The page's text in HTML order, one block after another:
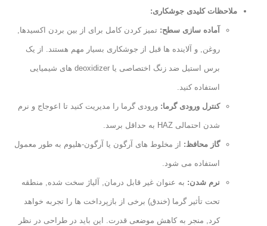
ملاحظات کلیدی جوشکاری:
آماده سازی سطح: تمیز کردن کامل برای از بین بردن اکسیدها,
روغن, و آلاینده ها قبل از جوشکاری بسیار مهم هستند. از یک
برس استیل ضد زنگ اختصاصی یا deoxidizer های شیمیایی
استفاده کنید.
کنترل ورودی گرما: ورودی گرما را مدیریت کنید تا اعوجاج و نرم
شدن احتمالی HAZ به حداقل برسد.
گاز محافظ: از مخلوط های آرگون یا آرگون-هلیوم به طور معمول
استفاده می شود.
نرم شدن: به عنوان غیر قابل درمان, آلیاژ سخت شده, منطقه
تحت تأثیر گرما (خندق) برخی از بازپرداخت ها را تجربه خواهد
کرد, منجر به کاهش موضعی قدرت. این باید در طراحی در نظر